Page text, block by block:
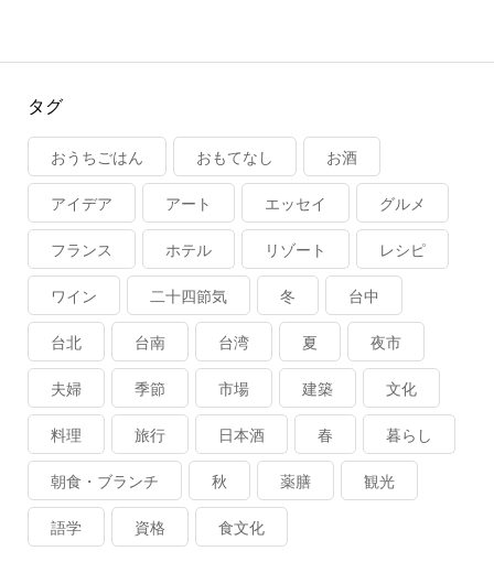
おうちごはん おもてなし お酒
アイデア アート エッセイ グルメ
フランス ホテル リゾート レシピ
ワイン 二十四節気 冬 台中
台北 台南 台湾 夏 夜市
夫婦 季節 市場 建築 文化
料理 旅行 日本酒 春 暮らし
朝食・ブランチ 秋 薬膳 観光
語学 資格 食文化